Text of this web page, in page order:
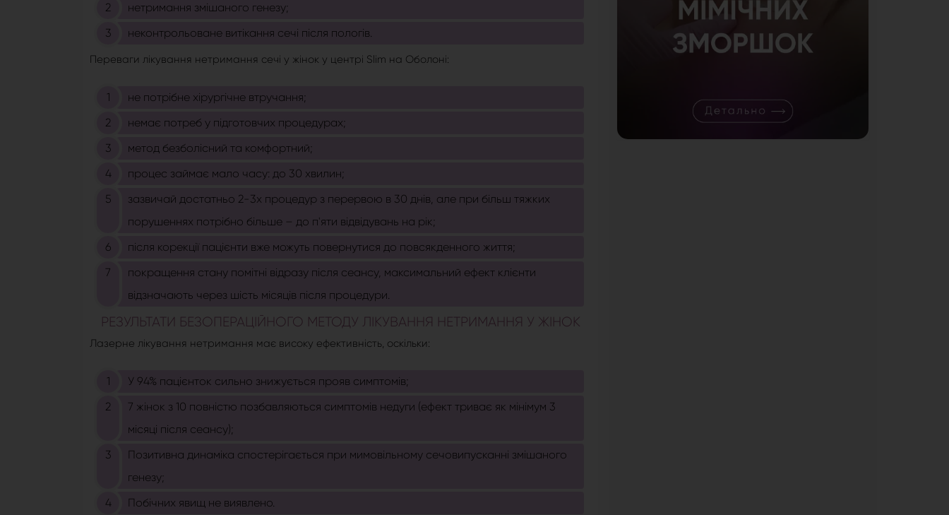
нетримання змішаного генезу;
неконтрольоване витікання сечі після пологів.
Переваги лікування нетримання сечі у жінок у центрі Slim на Оболоні:
не потрібне хірургічне втручання;
немає потреб у підготовчих процедурах;
метод безболісний та комфортний;
процес займає мало часу: до 30 хвилин;
зазвичай достатньо 2-3х процедур з перервою в 30 днів, але при більш тяжких
порушеннях потрібно більше – до п'яти відвідувань на рік;
після корекції пацієнти вже можуть повернутися до повсякденного життя;
покращення стану помітні відразу після сеансу, максимальний ефект клієнти
відзначають через шість місяців після процедури.
РЕЗУЛЬТАТИ БЕЗОПЕРАЦІЙНОГО МЕТОДУ ЛІКУВАННЯ НЕТРИМАННЯ У ЖІНОК
Лазерне лікування нетримання має високу ефективність, оскільки:
У 94% пацієнток сильно знижується прояв симптомів;
7 жінок з 10 повністю позбавляються симптомів недуги (ефект триває як мінімум 3
місяці після сеансу);
Позитивна динаміка спостерігається при мимовільному сечовипусканні змішаного
генезу;
Побічних явищ не виявлено.